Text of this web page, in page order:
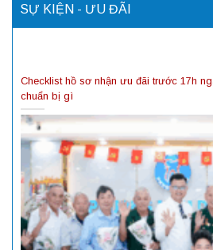
SỰ KIỆN - ƯU ĐÃI
Checklist hồ sơ nhận ưu đãi trước 17h
chuẩn bị gì